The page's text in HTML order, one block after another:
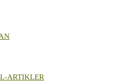
ARTIKLER